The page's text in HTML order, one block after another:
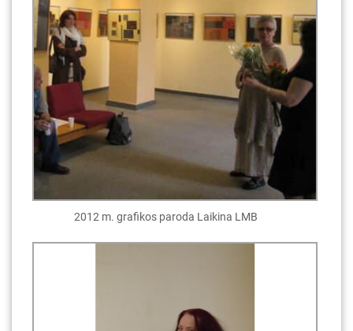
2012 m. grafikos paroda Laikina LMB